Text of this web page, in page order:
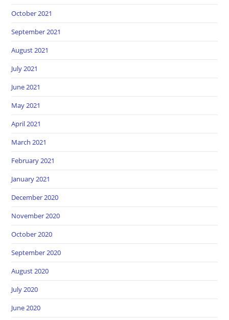
October 2021
September 2021
August 2021
July 2021
June 2021
May 2021
April 2021
March 2021
February 2021
January 2021
December 2020
November 2020
October 2020
September 2020
August 2020
July 2020
June 2020